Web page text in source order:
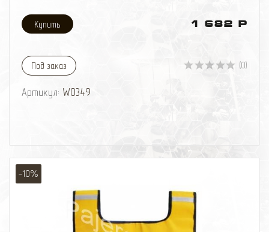
1 682 Р
Под заказ (0)
Артикул: W0349
-10%